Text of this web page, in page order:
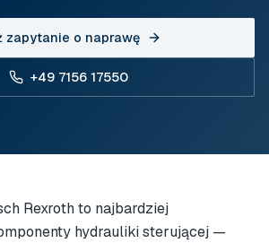
zapytanie o naprawę
+49 7156 17550
Rexroth to najbardziej
hydrauliki sterującej —